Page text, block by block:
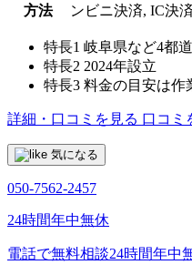
方法
ンビニ決済, IC決
特長1 岐阜県など4都
特長2 2024年設立
特長3 料金の目安は作
詳細・口コミを見る 口コミ
気になる
050-7562-2457
24時間年中無休
電話で無料相談24時間年中